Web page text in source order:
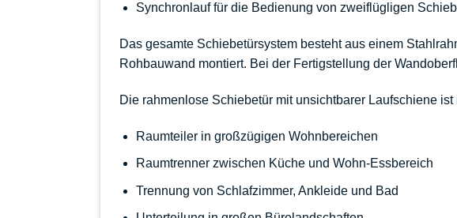
Synchronlauffür die Bedienung von zweiflügligen
Das gesamte Schiebetürsystem besteht aus einem
Rohbauwand montiert. Bei der Fertigstellung der
Die rahmenlose Schiebetür mit unsichtbarer Laufschiene
Raumteilerin großzügigen Wohnbereichen
Raumtrennerzwischen Küche und Wohn-Essbereich
Trennung von Schlafzimmer, Ankleide und Bad